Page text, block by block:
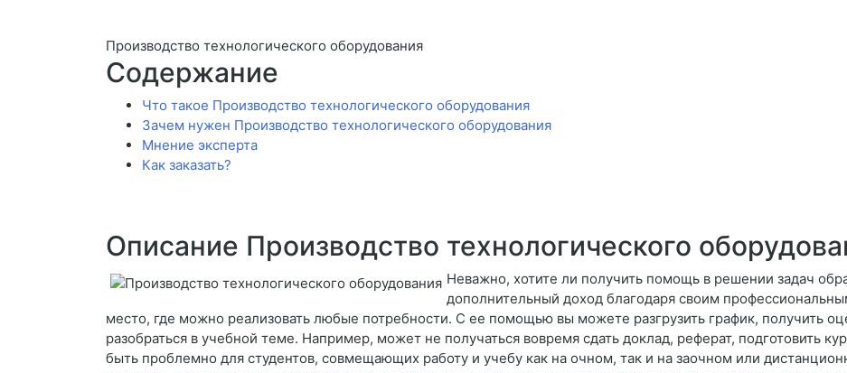
Производство технологического оборудования
Содержание
Что такое Производство технологического оборудования
Зачем нужен Производство технологического оборудования
Мнение эксперта
Как заказать?
Описание Производство технологического
Неважно, хотите ли получить помощь в решении задач
дополнительный доход благодаря своим
место, где можно реализовать любые потребности. С ее помощью вы можете разгрузить график, получить
разобраться в учебной теме. Например, может не получаться вовремя сдать доклад, реферат, подготовить
быть проблемно для студентов, совмещающих работу и учебу как на очном, так и на заочном или